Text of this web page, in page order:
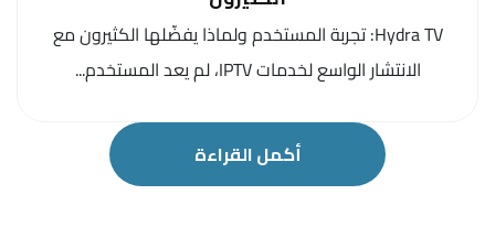
Hydra TV: تجربة المستخدم ولماذا يفضّلها الكثيرون مع
الانتشار الواسع لخدمات IPTV، لم يعد المستخدم...
أكمل القراءة